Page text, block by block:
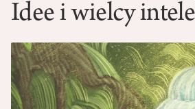
Idee i wielcy